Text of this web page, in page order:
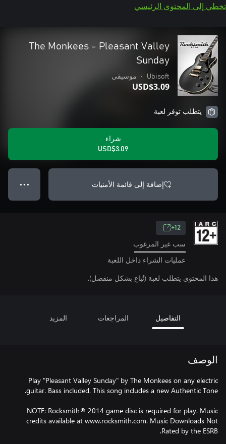
تخطي إلى المحتوى الرئيسي
The Monkees - Pleasant Valley
Sunday
Ubisoft
• موسيقى
USD$3.09
يتطلب توفر لعبة
شراء
USD$3.09
إضافة إلى قائمة الأمنيات ● ● ●
12+
سب غير المرغوب
عمليات الشراء داخل اللعبة
هذا المحتوى يتطلب لعبة (تُباع بشكل منفصل).
التفاصيل المراجعات المزيد
الوصف
Play "Pleasant Valley Sunday" by The Monkees on any electric
NOTE: Rocksmith® 2014 game disc is required for play. Music
credits available at www.rocksmith.com. Music Downloads Not
Rated by the ESRB.